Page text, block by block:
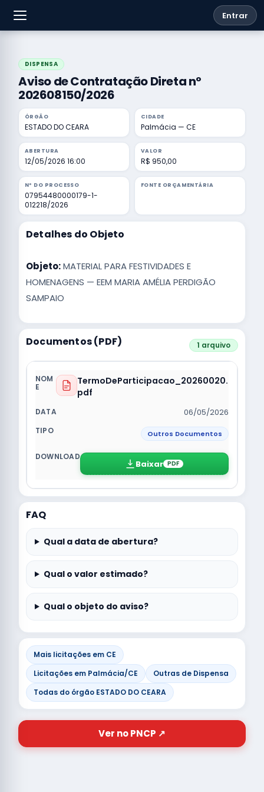
Entrar
DISPENSA
Aviso de Contratação Direta nº
202608150/2026
ÓRGÃO
ESTADO DO CEARA
CIDADE
Palmácia — CE
ABERTURA
12/05/2026 16:00
VALOR
R$ 950,00
Nº DO PROCESSO
07954480000179-1-
012218/2026
FONTE ORÇAMENTÁRIA
Detalhes do Objeto
Objeto:MATERIAL PARA FESTIVIDADES E
HOMENAGENS — EEM MARIA AMÉLIA PERDIGÃO
SAMPAIO
Documentos (PDF) 1 arquivo
TermoDeParticipacao_20260020.
pdf
06/05/2026
Outros Documentos
Baixar PDF
FAQ
Qual a data de abertura?
Qual o valor estimado?
Qual o objeto do aviso?
Mais licitações em CE
Licitações em Palmácia/CE
Outras de Dispensa
Todas do órgão ESTADO DO CEARA
Ver no PNCP ↗